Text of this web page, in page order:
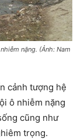
nặng. (Ảnh: Nam
cảnh tượng hệ
ô nhiễm nặng
cũng như
trọng.